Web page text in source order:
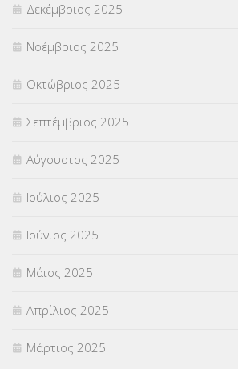
Δεκέμβριος 2025
Νοέμβριος 2025
Οκτώβριος 2025
Σεπτέμβριος 2025
Αύγουστος 2025
Ιούλιος 2025
Ιούνιος 2025
Μάιος 2025
Απρίλιος 2025
Μάρτιος 2025